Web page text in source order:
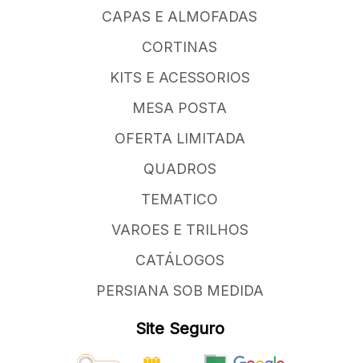
CAPAS E ALMOFADAS
CORTINAS
KITS E ACESSORIOS
MESA POSTA
OFERTA LIMITADA
QUADROS
TEMATICO
VAROES E TRILHOS
CATÁLOGOS
PERSIANA SOB MEDIDA
Site Seguro